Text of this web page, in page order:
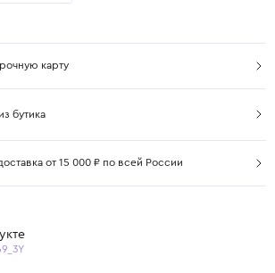
карту
бутика
от 15 000 ₽ по всей России